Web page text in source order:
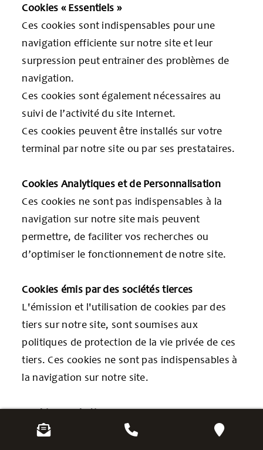
Cookies « Essentiels »
Ces cookies sont indispensables pour une
navigation efficiente sur notre site et leur
surpression peut entrainer des problèmes de
navigation.
Ces cookies sont également nécessaires au
suivi de l’activité du site Internet.
Ces cookies peuvent être installés sur votre
terminal par notre site ou par ses prestataires.
Cookies Analytiques et de Personnalisation
Ces cookies ne sont pas indispensables à la
navigation sur notre site mais peuvent
permettre, de faciliter vos recherches ou
d’optimiser le fonctionnement de notre site.
Cookies émis par des sociétés tierces
L'émission et l'utilisation de cookies par des
tiers sur notre site, sont soumises aux
politiques de protection de la vie privée de ces
tiers. Ces cookies ne sont pas indispensables à
la navigation sur notre site.
Cookies Marketing
Notre site :